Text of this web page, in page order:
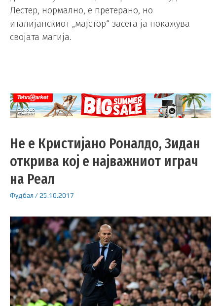
Лестер, нормално, е претерано, но
италијанскиот „мајстор“ засега ја покажува
својата магија.
Не е Кристијано Роналдо, Зидан
открива кој е најважниот играч
на Реал
Фудбал /25.10.2017